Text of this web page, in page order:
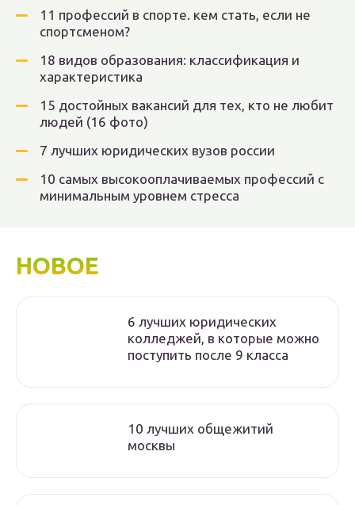
11 профессий в спорте. кем стать, если не
спортсменом?
18 видов образования: классификация и
характеристика
15 достойных вакансий для тех, кто не любит
людей (16 фото)
7 лучших юридических вузов россии
10 самых высокооплачиваемых профессий с
минимальным уровнем стресса
НОВОЕ
6 лучших юридических
колледжей, в которые можно
поступить после 9 класса
10 лучших общежитий
москвы